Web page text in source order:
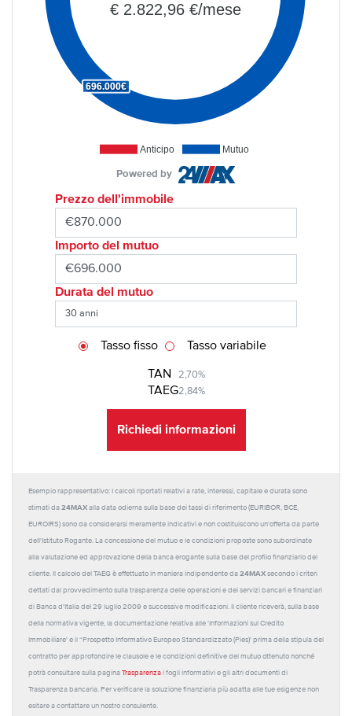
Anticipo Mutuo
696.000€
€ 2.822,96 €/mese
Powered by
Prezzo dell'immobile
Importo del mutuo
Durata del mutuo
TAN 2,70%
TAEG2,84%
Tasso fisso Tasso variabile
Richiedi informazioni
Esempio rappresentativo: I calcoli riportati relativi a rate, interessi, capitale e durata sono
stimati da 24MAX alla data odierna sulla base dei tassi di riferimento (EURIBOR, BCE,
EUROIRS) sono da considerarsi meramente indicativi e non costituiscono un'offerta da parte
dell'Istituto Rogante. La concessione del mutuo e le condizioni proposte sono subordinate
alla valutazione ed approvazione della banca erogante sulla base del profilo finanziario del
cliente. Il calcolo del TAEG è effettuato in maniera indipendente da 24MAX secondo i criteri
dettati dal provvedimento sulla trasparenza delle operazioni e dei servizi bancari e finanziari
di Banca d'Italia del 29 luglio 2009 e successive modificazioni. Il cliente riceverà, sulla base
della normativa vigente, la documentazione relativa alle 'Informazioni sul Credito
Immobiliare' e il “Prospetto Informativo Europeo Standardizzato (Pies)' prima della stipula del
contratto per approfondire le clausole e le condizioni definitive del mutuo ottenuto nonché
potrà consultare sulla pagina Trasparenza i fogli informativi e gli altri documenti di
Trasparenza bancaria. Per verificare la soluzione finanziaria più adatta alle tue esigenze non
esitare a contattare un nostro consulente.